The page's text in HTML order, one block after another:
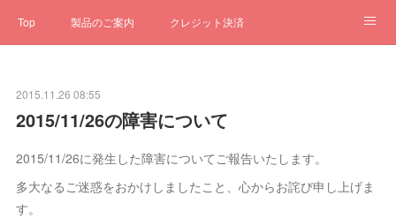
Top 製品のご案内 クレジット決済
ステータス
2015.11.26 08:55
2015/11/26の障害について
2015/11/26に発生した障害についてご報告いたします。
多大なるご迷惑をおかけしましたこと、心からお詫び申し上げま
す。